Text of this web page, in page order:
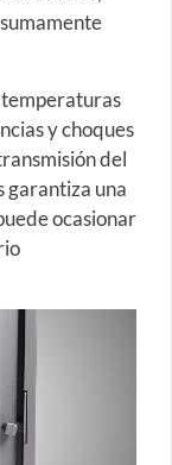
temperaturas
y choques
del
garantiza una
ocasionar